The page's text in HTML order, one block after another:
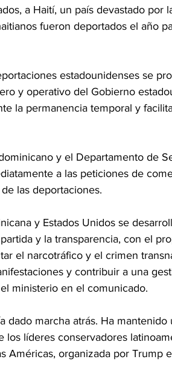
a Haití, un país devastado por
fueron deportados el año
estadounidenses se
y operativo del Gobierno
la permanencia temporal y
y el Departamento de
a las peticiones de
las deportaciones.
y Estados Unidos se
y la transparencia, con el
el narcotráfico y el crimen
y contribuir a una
ministerio en el comunicado.
dado marcha atrás. Ha mantenido
líderes conservadores
Américas, organizada por Trump